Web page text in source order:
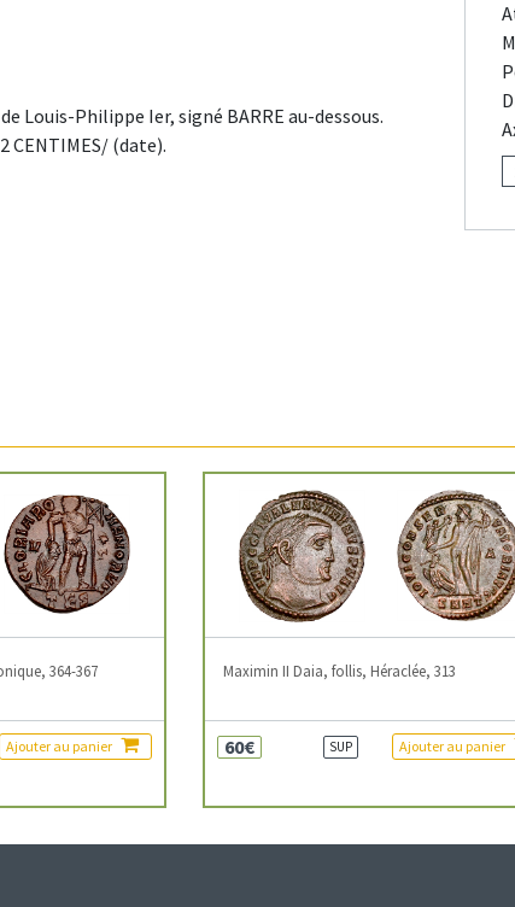
Louis-Philippe Ier, signé BARRE au-dessous.
CENTIMES/ (date).
364-367
Ajouter au panier
Maximin II Daia, follis, Héraclée, 313
60€ SUP Ajouter au panier